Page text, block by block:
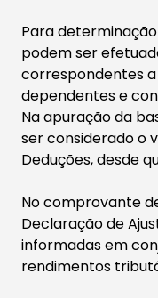
Para
podem ser
correspondentes
dependentes e
Na apuração da
ser considerado o
Deduções, desde
No comprovante
Declaração de
informadas em
rendimentos